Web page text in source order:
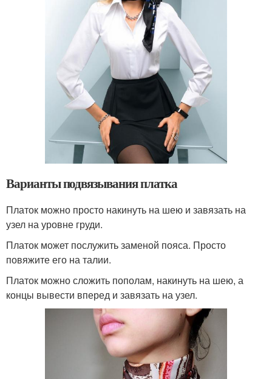
Варианты подвязывания платка
Платок можно просто накинуть на шею и завязать на
узел на уровне груди.
Платок может послужить заменой пояса. Просто
повяжите его на талии.
Платок можно сложить пополам, накинуть на шею, а
концы вывести вперед и завязать на узел.